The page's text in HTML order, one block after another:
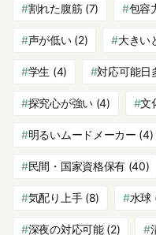
割れた腹筋(7) 包容
声が低い(2) 大きい
学生 (4) 対応可能日
探究心が強い(4) 文
明るいムードメーカー (4)
民間・国家資格保有 (40)
気配り上手(8) 水球
深夜の対応可能(2)